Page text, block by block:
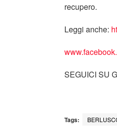
recupero.
Leggi anche:
SEGUICI SU
Tags: